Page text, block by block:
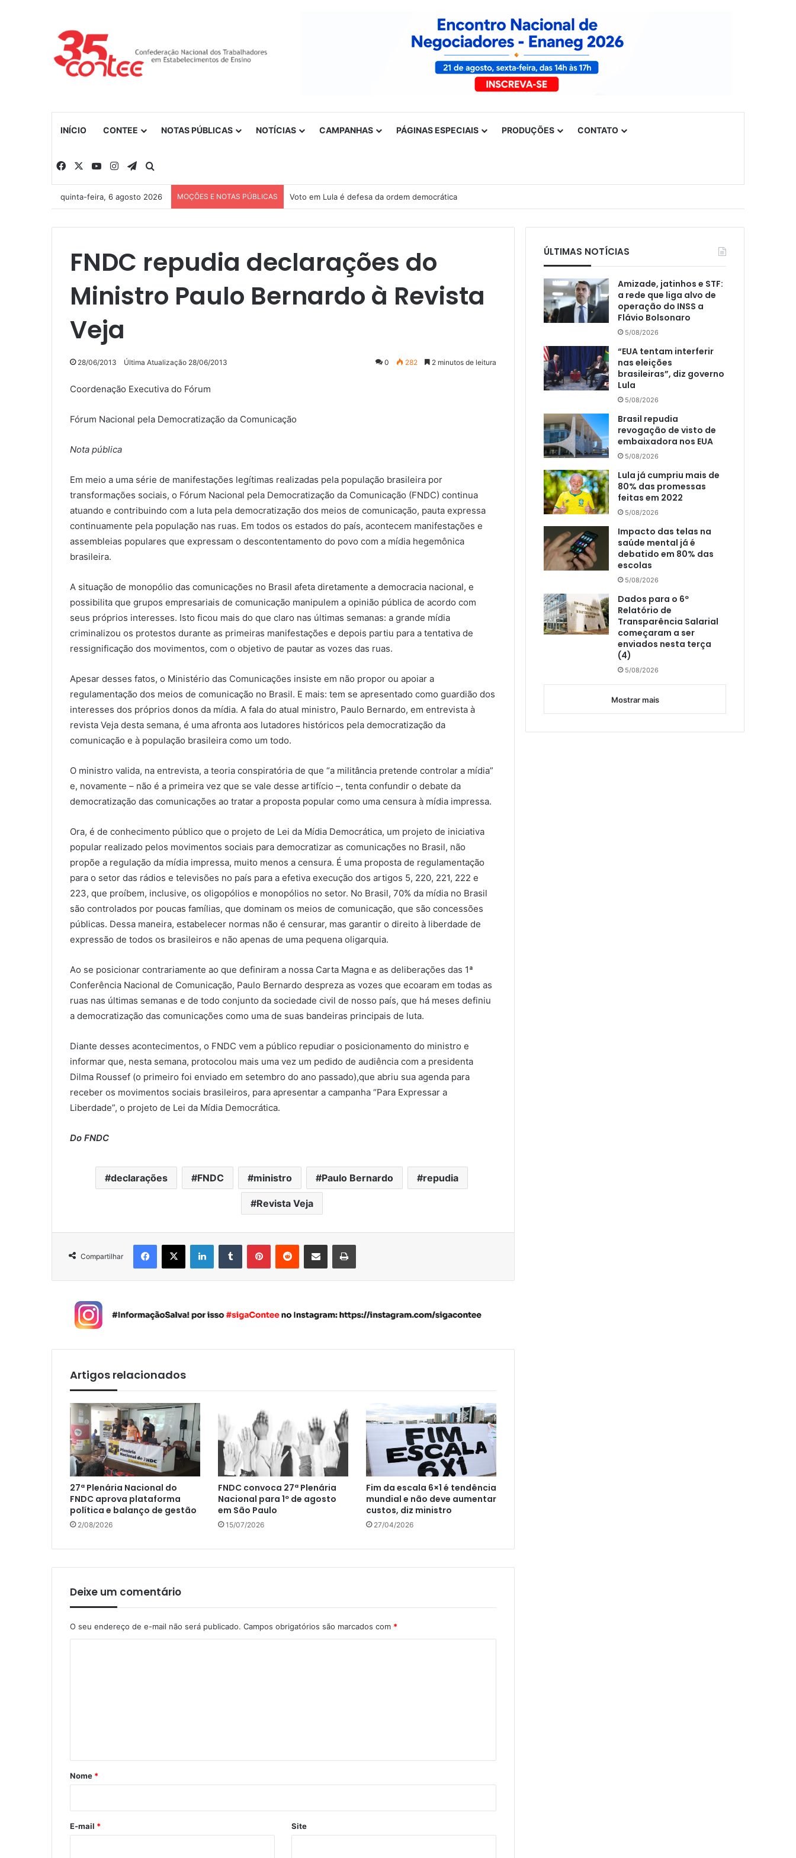
INÍCIO CONTEE NOTAS PÚBLICAS NOTÍCIAS CAMPANHAS PÁGINAS ESPECIAIS PRODUÇÕES CONTATO
Facebook YouTubeInstagramTelegram
quinta-feira, 6 agosto 2026 MOÇÕES E NOTAS PÚBLICAS Voto em Lula é defesa da ordem democrática
FNDC repudia declarações do
Ministro Paulo Bernardo à Revista
Veja
28/06/2013 Última Atualização 28/06/2013 0 282 2 minutos de leitura
Coordenação Executiva do Fórum
Fórum Nacional pela Democratização da Comunicação
Nota pública
Em meio a uma série de manifestações legítimas realizadas pela população brasileira por
transformações sociais, o Fórum Nacional pela Democratização da Comunicação (FNDC) continua
atuando e contribuindo com a luta pela democratização dos meios de comunicação, pauta expressa
continuamente pela população nas ruas. Em todos os estados do país, acontecem manifestações e
assembleias populares que expressam o descontentamento do povo com a mídia hegemônica
brasileira.
A situação de monopólio das comunicações no Brasil afeta diretamente a democracia nacional, e
possibilita que grupos empresariais de comunicação manipulem a opinião pública de acordo com
seus próprios interesses. Isto ficou mais do que claro nas últimas semanas: a grande mídia
criminalizou os protestos durante as primeiras manifestações e depois partiu para a tentativa de
ressignificação dos movimentos, com o objetivo de pautar as vozes das ruas.
Apesar desses fatos, o Ministério das Comunicações insiste em não propor ou apoiar a
regulamentação dos meios de comunicação no Brasil. E mais: tem se apresentado como guardião dos
interesses dos próprios donos da mídia. A fala do atual ministro, Paulo Bernardo, em entrevista à
revista Veja desta semana, é uma afronta aos lutadores históricos pela democratização da
comunicação e à população brasileira como um todo.
O ministro valida, na entrevista, a teoria conspiratória de que “a militância pretende controlar a mídia”
e, novamente – não é a primeira vez que se vale desse artifício –, tenta confundir o debate da
democratização das comunicações ao tratar a proposta popular como uma censura à mídia impressa.
Ora, é de conhecimento público que o projeto de Lei da Mídia Democrática, um projeto de iniciativa
popular realizado pelos movimentos sociais para democratizar as comunicações no Brasil, não
propõe a regulação da mídia impressa, muito menos a censura. É uma proposta de regulamentação
para o setor das rádios e televisões no país para a efetiva execução dos artigos 5, 220, 221, 222 e
223, que proíbem, inclusive, os oligopólios e monopólios no setor. No Brasil, 70% da mídia no Brasil
são controlados por poucas famílias, que dominam os meios de comunicação, que são concessões
públicas. Dessa maneira, estabelecer normas não é censurar, mas garantir o direito à liberdade de
expressão de todos os brasileiros e não apenas de uma pequena oligarquia.
Ao se posicionar contrariamente ao que definiram a nossa Carta Magna e as deliberações das 1ª
Conferência Nacional de Comunicação, Paulo Bernardo despreza as vozes que ecoaram em todas as
ruas nas últimas semanas e de todo conjunto da sociedade civil de nosso país, que há meses definiu
a democratização das comunicações como uma de suas bandeiras principais de luta.
Diante desses acontecimentos, o FNDC vem a público repudiar o posicionamento do ministro e
informar que, nesta semana, protocolou mais uma vez um pedido de audiência com a presidenta
Dilma Roussef (o primeiro foi enviado em setembro do ano passado),que abriu sua agenda para
receber os movimentos sociais brasileiros, para apresentar a campanha “Para Expressar a
Liberdade”, o projeto de Lei da Mídia Democrática.
Do FNDC
declarações FNDC ministro Paulo Bernardo repudia
Revista Veja
Compartilhar
Artigos relacionados
27ª Plenária Nacional do
FNDC aprova plataforma
política e balanço de gestão
2/08/2026
FNDC convoca 27ª Plenária
Nacional para 1º de agosto
em São Paulo
15/07/2026
Fim da escala 6×1 é tendência
mundial e não deve aumentar
custos, diz ministro
27/04/2026
Deixe um comentário
O seu endereço de e-mail não será publicado. Campos obrigatórios são marcados com *
r
*
Nome *
E-mail * Site
ÚLTIMAS NOTÍCIAS
Amizade, jatinhos e STF:
a rede que liga alvo de
operação do INSS a
Flávio Bolsonaro
5/08/2026
“EUA tentam interferir
nas eleições
brasileiras”, diz governo
Lula
5/08/2026
Brasil repudia
revogação de visto de
embaixadora nos EUA
5/08/2026
Lula já cumpriu mais de
80% das promessas
feitas em 2022
5/08/2026
Impacto das telas na
saúde mental já é
debatido em 80% das
escolas
5/08/2026
Dados para o 6º
Relatório de
Transparência Salarial
começaram a ser
enviados nesta terça
(4)
5/08/2026
Mostrar mais